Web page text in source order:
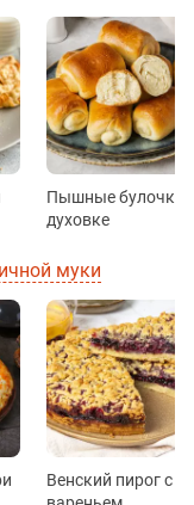
Пышные булочки
духовке
муки
Венский пирог с